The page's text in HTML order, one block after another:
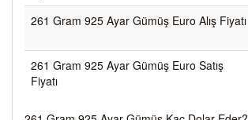
261 Gram 925 Ayar Gümüş Euro Alış Fiyatı
261 Gram 925 Ayar Gümüş Euro Satış
Fiyatı